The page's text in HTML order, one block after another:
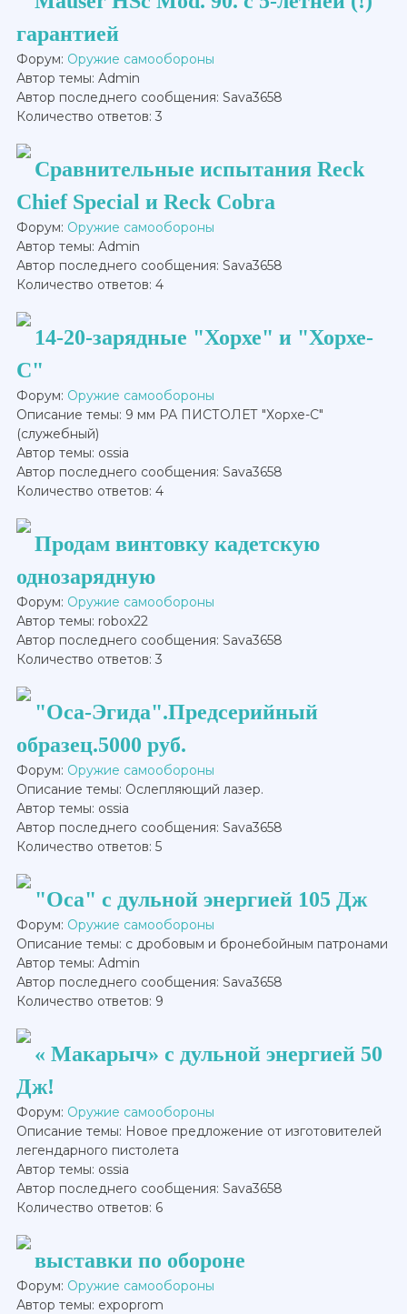
гарантией
Форум: Оружие самообороны
Автор темы: Admin
Автор последнего сообщения: Sava3658
Количество ответов: 3
Сравнительные испытания Reck
Chief Special и Reck Cobra
Форум: Оружие самообороны
Автор темы: Admin
Автор последнего сообщения: Sava3658
Количество ответов: 4
14-20-зарядные "Хорхе" и "Хорхе-
С"
Форум: Оружие самообороны
Описание темы: 9 мм РА ПИСТОЛЕТ "Хорхе-С"
(служебный)
Автор темы: ossia
Автор последнего сообщения: Sava3658
Количество ответов: 4
Продам винтовку кадетскую
однозарядную
Форум: Оружие самообороны
Автор темы: robox22
Автор последнего сообщения: Sava3658
Количество ответов: 3
"Оса-Эгида".Предсерийный
образец.5000 руб.
Форум: Оружие самообороны
Описание темы: Ослепляющий лазер.
Автор темы: ossia
Автор последнего сообщения: Sava3658
Количество ответов: 5
"Оса" с дульной энергией 105 Дж
Форум: Оружие самообороны
Описание темы: с дробовым и бронебойным патронами
Автор темы: Admin
Автор последнего сообщения: Sava3658
Количество ответов: 9
« Макарыч» с дульной энергией 50
Дж!
Форум: Оружие самообороны
Описание темы: Новое предложение от изготовителей
легендарного пистолета
Автор темы: ossia
Автор последнего сообщения: Sava3658
Количество ответов: 6
выставки по обороне
Форум: Оружие самообороны
Автор темы: expoprom